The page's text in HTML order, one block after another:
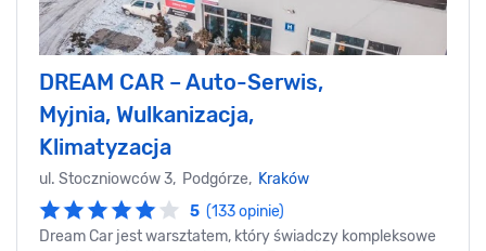
DREAM CAR – Auto-Serwis,
Myjnia, Wulkanizacja,
Klimatyzacja
ul. Stoczniowców 3, Podgórze, Kraków
5 (133 opinie)
Dream Car jest warsztatem, który świadczy kompleksowe